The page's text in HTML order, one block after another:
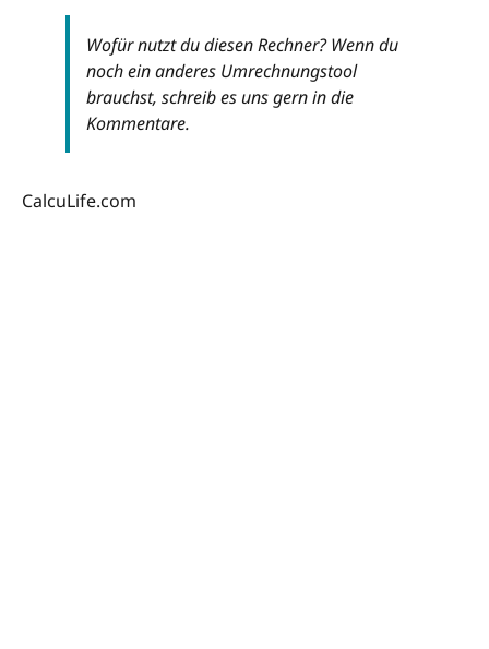
Wofür nutzt du diesen Rechner? Wenn du
noch ein anderes Umrechnungstool
brauchst, schreib es uns gern in die
Kommentare.
CalcuLife.com